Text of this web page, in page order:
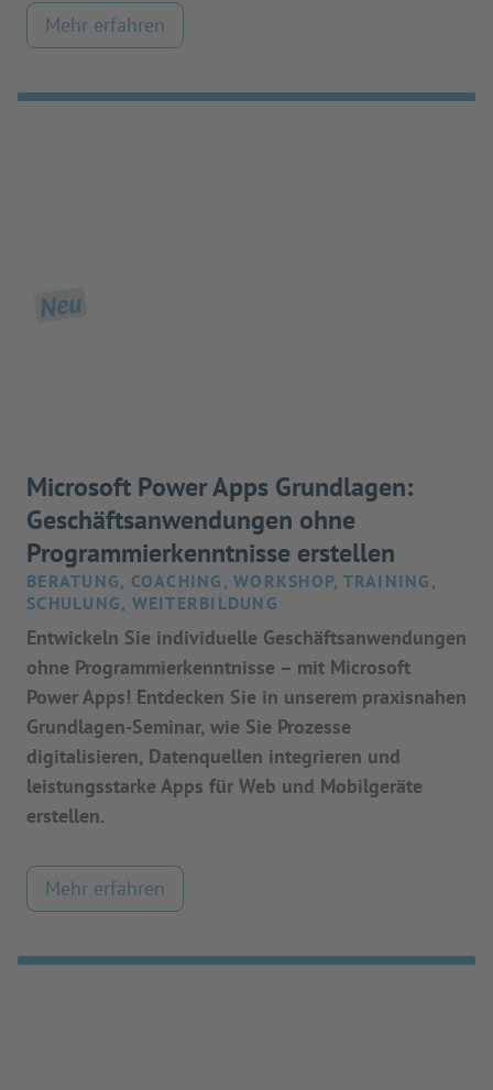
Mehr erfahren
Neu
Microsoft Power Apps Grundlagen:
Geschäftsanwendungen ohne
Programmierkenntnisse erstellen
BERATUNG, COACHING, WORKSHOP, TRAINING,
SCHULUNG, WEITERBILDUNG
Entwickeln Sie individuelle Geschäftsanwendungen
ohne Programmierkenntnisse – mit Microsoft
Power Apps! Entdecken Sie in unserem praxisnahen
Grundlagen-Seminar, wie Sie Prozesse
digitalisieren, Datenquellen integrieren und
leistungsstarke Apps für Web und Mobilgeräte
erstellen.
Mehr erfahren